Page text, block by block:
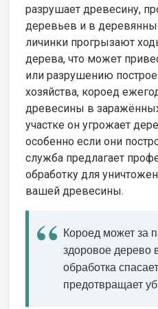
разрушает древесину,
деревьев и в
личинки прогрызают
дерева, что может
или разрушению
хозяйства, короед
древесины в
участке он угрожает
особенно если они
служба предлагает
обработку для
вашей древесины.
Короед может за
здоровое дерево
обработка
предотвращает